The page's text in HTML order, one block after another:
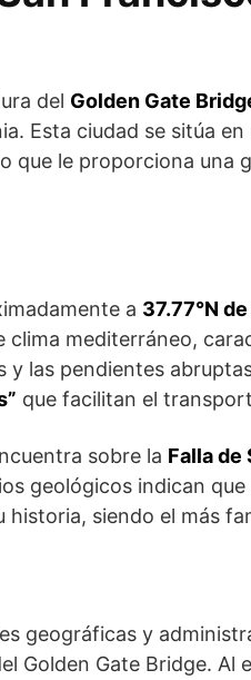
del Golden Gate
Esta ciudad se sitúa
que le proporciona una
a 37.77°N
mediterráneo,
y las pendientes
que facilitan el
sobre la Falla de
geológicos indican
siendo el más
geográficas y
Golden Gate Bridge. Al